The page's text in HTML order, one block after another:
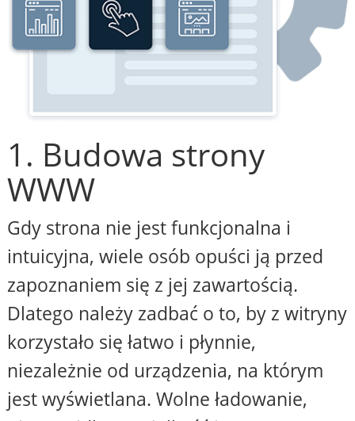
1. Budowa strony
WWW
Gdy strona nie jest funkcjonalna i
intuicyjna, wiele osób opuści ją przed
zapoznaniem się z jej zawartością.
Dlatego należy zadbać o to, by z witryny
korzystało się łatwo i płynnie,
niezależnie od urządzenia, na którym
jest wyświetlana. Wolne ładowanie,